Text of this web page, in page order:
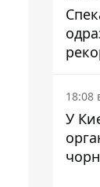
18:08
У